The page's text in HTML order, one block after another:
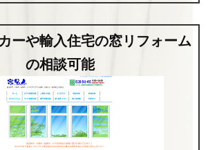
ーや輸入住宅の窓リフォーム
の相談可能